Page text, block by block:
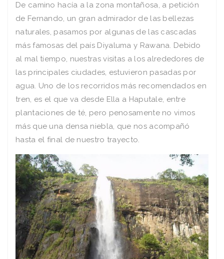
De camino hacía a la zona montañosa, a petición
de Fernando, un gran admirador de las bellezas
naturales, pasamos por algunas de las cascadas
más famosas del país Diyaluma y Rawana. Debido
al mal tiempo, nuestras visitas a los alrededores de
las principales ciudades, estuvieron pasadas por
agua. Uno de los recorridos más recomendados en
tren, es el que va desde Ella a Haputale, entre
plantaciones de té, pero penosamente no vimos
más que una densa niebla, que nos acompañó
hasta el final de nuestro trayecto.